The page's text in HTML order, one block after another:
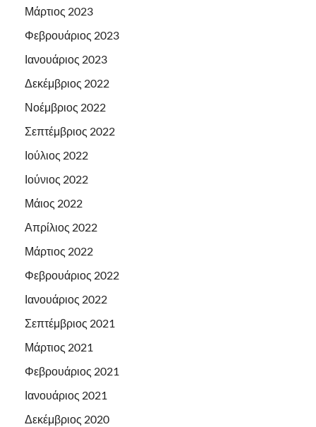
Μάρτιος 2023
Φεβρουάριος 2023
Ιανουάριος 2023
Δεκέμβριος 2022
Νοέμβριος 2022
Σεπτέμβριος 2022
Ιούλιος 2022
Ιούνιος 2022
Μάιος 2022
Απρίλιος 2022
Μάρτιος 2022
Φεβρουάριος 2022
Ιανουάριος 2022
Σεπτέμβριος 2021
Μάρτιος 2021
Φεβρουάριος 2021
Ιανουάριος 2021
Δεκέμβριος 2020